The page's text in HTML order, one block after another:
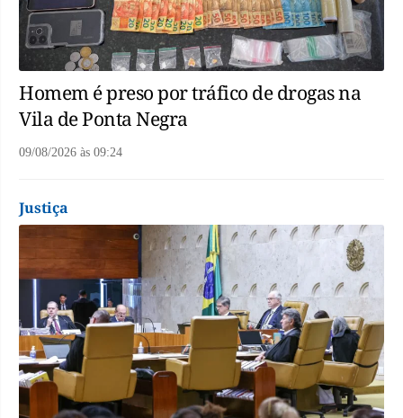
Homem é preso por tráfico de drogas na
Vila de Ponta Negra
09/08/2026 às 09:24
Justiça